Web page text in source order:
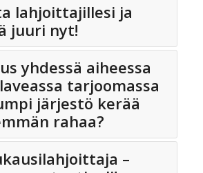
lahjoittajillesi ja
juuri nyt!
yhdessä aiheessa
tarjoomassa
järjestö kerää
rahaa?
–